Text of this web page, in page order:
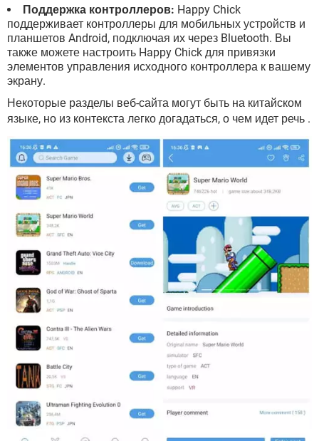
Поддержка контроллеров: Happy Chick
поддерживает контроллеры для мобильных устройств и
планшетов Android, подключая их через Bluetooth. Вы
также можете настроить Happy Chick для привязки
элементов управления исходного контроллера к вашему
экрану.
Некоторые разделы веб-сайта могут быть на китайском
языке, но из контекста легко догадаться, о чем идет речь .